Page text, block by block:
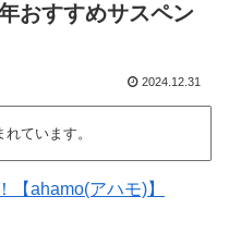
おすすめサスペン
2024.12.31
ています。
【ahamo(アハモ)】